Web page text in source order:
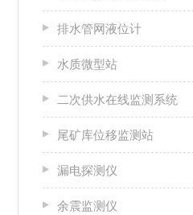
排水管网液位计
水质微型站
二次供水在线监测系统
尾矿库位移监测站
漏电探测仪
余震监测仪